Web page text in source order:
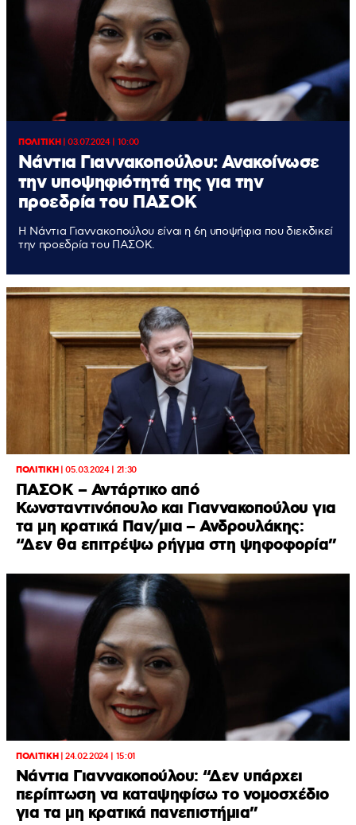
ΠΟΛΙΤΙΚΗ|03.07.2024 | 10:00
Νάντια Γιαννακοπούλου: Ανακοίνωσε
την υποψηφιότητά της για την
προεδρία του ΠΑΣΟΚ
Η Νάντια Γιαννακοπούλου είναι η 6η υποψήφια που διεκδικεί
την προεδρία του ΠΑΣΟΚ.
ΠΟΛΙΤΙΚΗ|05.03.2024 | 21:30
ΠΑΣΟΚ – Αντάρτικο από
Κωνσταντινόπουλο και Γιαννακοπούλου για
τα μη κρατικά Παν/μια – Ανδρουλάκης:
“Δεν θα επιτρέψω ρήγμα στη ψηφοφορία”
ΠΟΛΙΤΙΚΗ|24.02.2024 | 15:01
Nάντια Γιαννακοπούλου: “Δεν υπάρχει
περίπτωση να καταψηφίσω το νομοσχέδιο
για τα μη κρατικά πανεπιστήμια”